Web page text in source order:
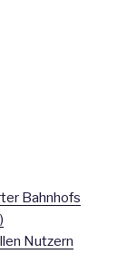
Bahnhofs
Nutzern